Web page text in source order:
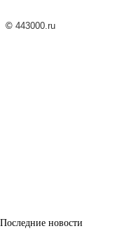
© 443000.ru
Последние новости